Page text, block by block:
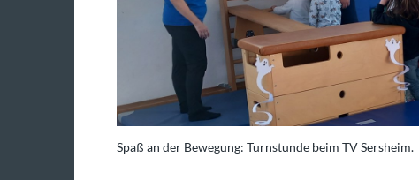
Spaß an der Bewegung: Turnstunde beim TV Sersheim.